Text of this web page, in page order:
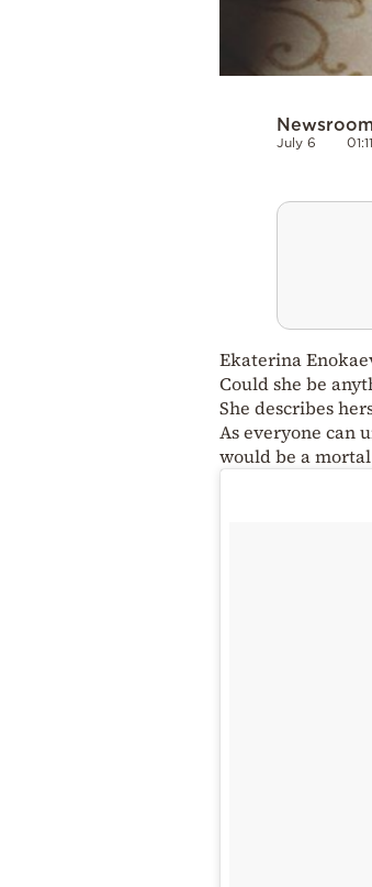
Newsroom
July 6 01:11
Ekaterina
Could she be
She describes
As everyone can
would be a